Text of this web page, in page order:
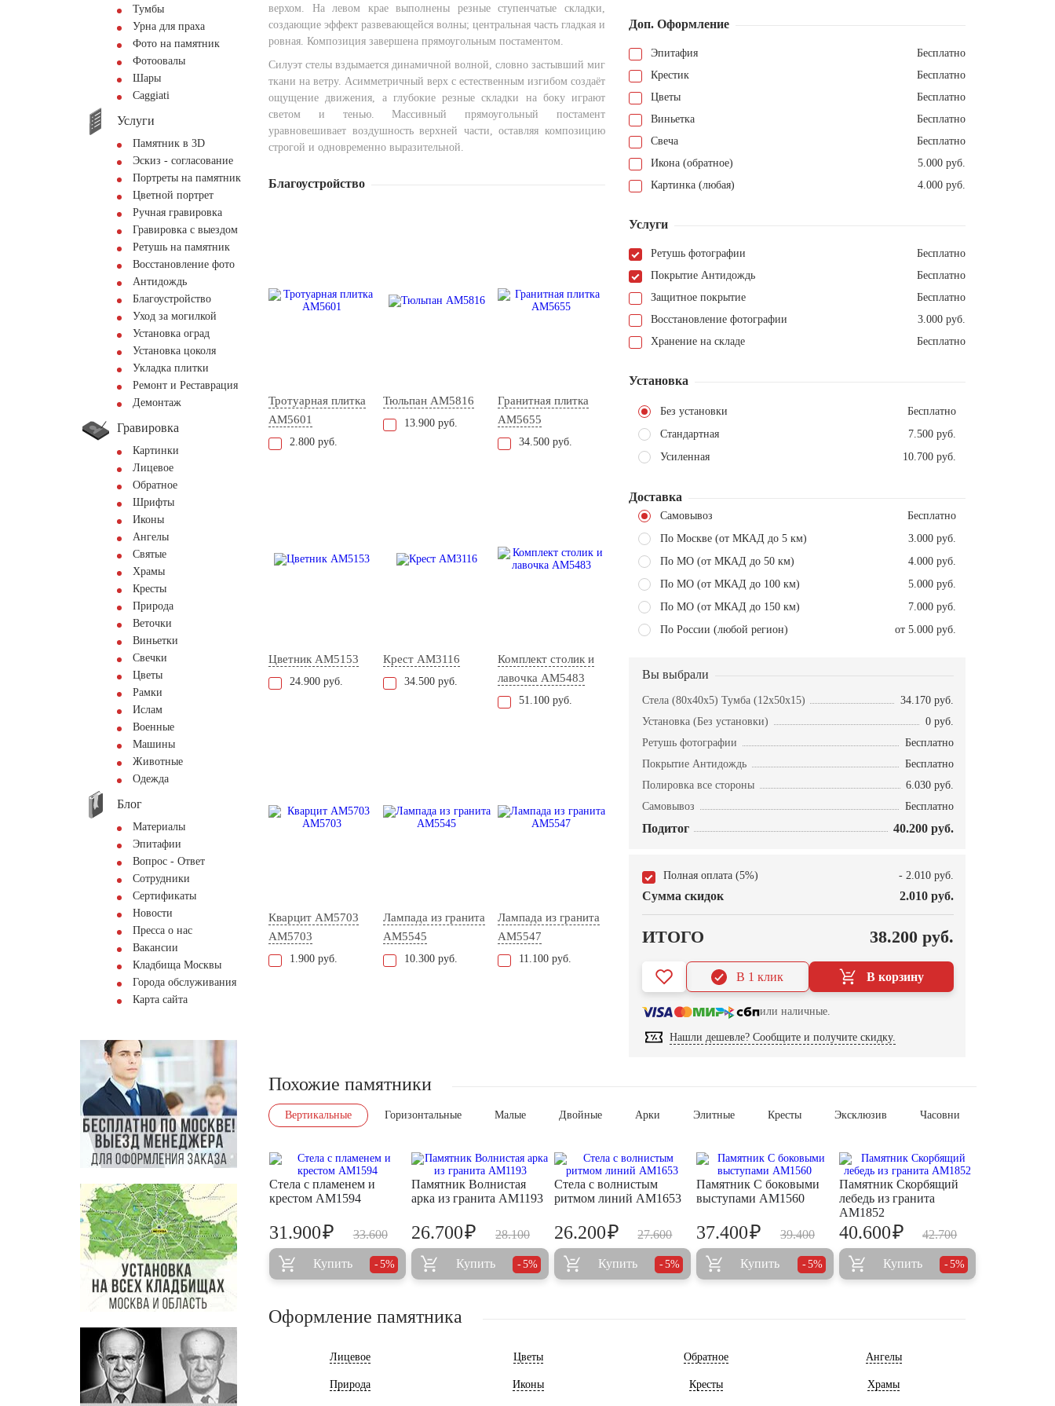
Тумбы
Урна для праха
Фото на памятник
Фотоовалы
Шары
Сaggiati
Услуги
Памятник в 3D
Эскиз - согласование
Портреты на памятник
Цветной портрет
Ручная гравировка
Гравировка с выездом
Ретушь на памятник
Восстановление фото
Антидождь
Благоустройство
Уход за могилкой
Установка оград
Установка цоколя
Укладка плитки
Ремонт и Реставрация
Демонтаж
Гравировка
Картинки
Лицевое
Обратное
Шрифты
Иконы
Ангелы
Святые
Храмы
Кресты
Природа
Веточки
Виньетки
Свечки
Цветы
Рамки
Ислам
Военные
Машины
Животные
Одежда
Блог
Материалы
Эпитафии
Вопрос - Ответ
Сотрудники
Сертификаты
Новости
Пресса о нас
Вакансии
Кладбища Москвы
Города обслуживания
Карта сайта
верхом. На левом крае выполнены резные ступенчатые складки,
создающие эффект развевающейся волны; центральная часть гладкая и
ровная. Композиция завершена прямоугольным постаментом.
Силуэт стелы вздымается динамичной волной, словно застывший миг
ткани на ветру. Асимметричный верх с естественным изгибом создаёт
ощущение движения, а глубокие резные складки на боку играют
светом и тенью. Массивный прямоугольный постамент
уравновешивает воздушность верхней части, оставляя композицию
строгой и одновременно выразительной.
Благоустройство
Тротуарная плитка
AM5601
2.800 руб.
Тюльпан AM5816
13.900 руб.
Гранитная плитка
AM5655
34.500 руб.
Цветник AM5153
24.900 руб.
Крест AM3116
34.500 руб.
Комплект столик и
лавочка AM5483
51.100 руб.
Кварцит АМ5703
AM5703
1.900 руб.
Лампада из гранита
AM5545
10.300 руб.
Лампада из гранита
AM5547
11.100 руб.
Доп. Оформление
Эпитафия
Бесплатно
Крестик
Бесплатно
Цветы
Бесплатно
Виньетка
Бесплатно
Свеча
Бесплатно
Икона (обратное)
5.000 руб.
Картинка (любая)
4.000 руб.
Услуги
Ретушь фотографии
Бесплатно
Покрытие Антидождь
Бесплатно
Защитное покрытие
Бесплатно
Восстановление фотографии
3.000 руб.
Хранение на складе
Бесплатно
Установка
Без установки
Бесплатно
Стандартная
7.500 руб.
Усиленная
10.700 руб.
Доставка
Самовывоз
Бесплатно
По Москве (от МКАД до 5 км)
3.000 руб.
По МО (от МКАД до 50 км)
4.000 руб.
По МО (от МКАД до 100 км)
5.000 руб.
По МО (от МКАД до 150 км)
7.000 руб.
По России (любой регион)
от 5.000 руб.
Вы выбрали
Стела (80x40x5) Тумба (12x50x15)
34.170 руб.
Установка (Без установки)
0 руб.
Ретушь фотографии
Бесплатно
Покрытие Антидождь
Бесплатно
Полировка все стороны
6.030 руб.
Самовывоз
Бесплатно
Подитог 40.200 руб.
Полная оплата (5%) - 2.010 руб.
Сумма скидок 2.010 руб.
ИТОГО 38.200 руб.
В корзину
В 1 клик
или наличные.
Нашли дешевле? Сообщите и получите скидку.
Похожие памятники
Вертикальные Горизонтальные Малые Двойные Арки Элитные Кресты Эксклюзив Часовни
Стела с пламенем и
крестом AM1594
33.600
31.900₽
Купить 5%
Памятник Волнистая
арка из гранита AM1193
28.100
26.700₽
Купить 5%
Стела с волнистым
ритмом линий AM1653
27.600
26.200₽
Купить 5%
Памятник С боковыми
выступами AM1560
39.400
37.400₽
Купить 5%
Памятник Скорбящий
лебедь из гранита
AM1852
42.700
40.600₽
Купить 5%
Оформление памятника
Лицевое Цветы Обратное Ангелы
Природа Иконы Кресты Храмы